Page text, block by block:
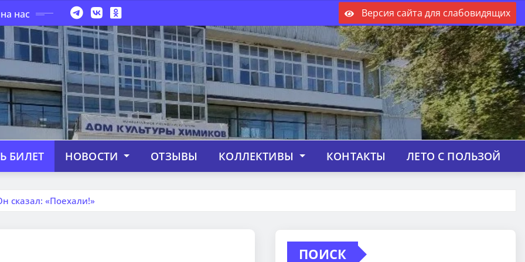
нас Версия сайта для слабовидящих
БИЛЕТ НОВОСТИ ОТЗЫВЫ КОЛЛЕКТИВЫ КОНТАКТЫ ЛЕТО С ПОЛЬЗОЙ
сказал: «Поехали!»
ПОИСК